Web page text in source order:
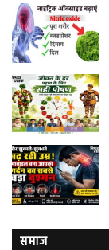
समाज